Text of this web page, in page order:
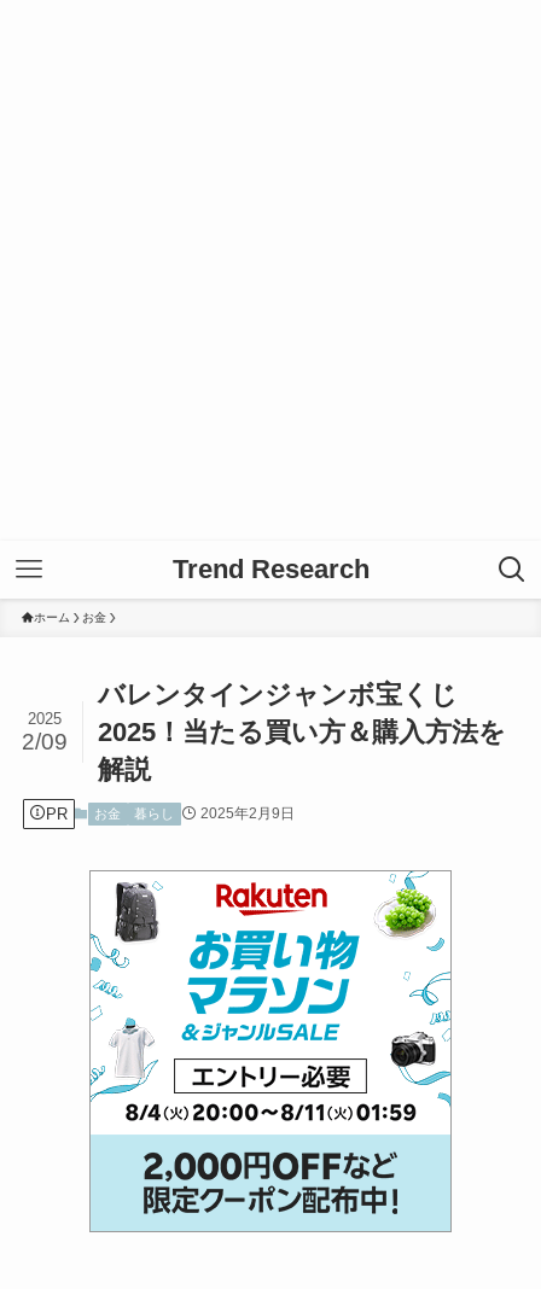
Trend Research
ホーム お金
バレンタインジャンボ宝くじ
2025！当たる買い方＆購入方法を
解説
2025
2/09
PR お金 暮らし 2025年2月9日